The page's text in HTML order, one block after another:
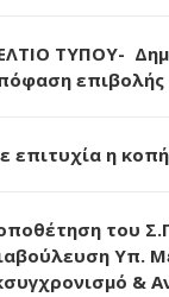
ΤΥΠΟΥ-
επιτυχία η
του
Υπ.
&